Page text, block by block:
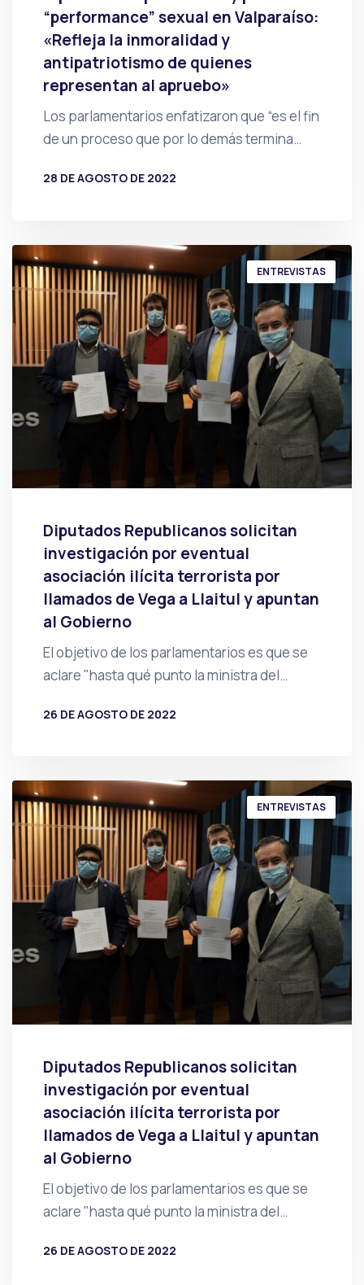
“performance” sexual en Valparaíso:
«Refleja la inmoralidad y
antipatriotismo de quienes
representan al apruebo»
Los parlamentarios enfatizaron que “es el fin
de un proceso que por lo demás termina…
28 DE AGOSTO DE 2022
ENTREVISTAS
Diputados Republicanos solicitan
investigación por eventual
asociación ilícita terrorista por
llamados de Vega a Llaitul y apuntan
al Gobierno
El objetivo de los parlamentarios es que se
aclare "hasta qué punto la ministra del…
26 DE AGOSTO DE 2022
ENTREVISTAS
Diputados Republicanos solicitan
investigación por eventual
asociación ilícita terrorista por
llamados de Vega a Llaitul y apuntan
al Gobierno
El objetivo de los parlamentarios es que se
aclare "hasta qué punto la ministra del…
26 DE AGOSTO DE 2022